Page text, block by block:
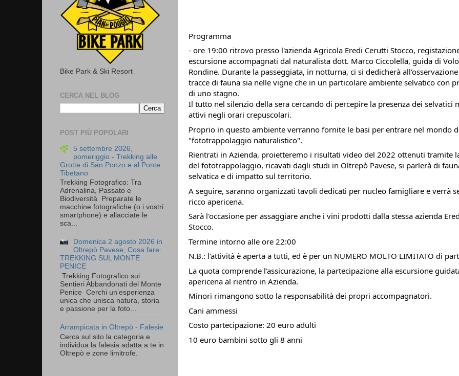
Programma
- ore 19:00 ritrovo presso l'azienda Agricola Eredi Cerutti Stocco,
escursione accompagnati dal naturalista dott. Marco Ciccolella, guida di
Rondine. Durante la passeggiata, in notturna, ci si dedicherà
tracce di fauna sia nelle vigne che in un particolare ambiente selvatico con
di uno stagno.
Il tutto nel silenzio della sera cercando di percepire la presenza dei selvatici
attivi negli orari crepuscolari.
Proprio in questo ambiente verranno fornite le basi per entrare nel mondo
"fototrappolaggio naturalistico".
Rientrati in Azienda, proietteremo i risultati video del 2022 ottenuti tramite
del fototrappolaggio, ricavati dagli studi in Oltrepò Pavese, si parlerà di
selvatica e di impatto sul territorio.
A seguire, saranno organizzati tavoli dedicati per nucleo famigliare e verrà
ricco apericena.
Sarà l'occasione per assaggiare anche i vini prodotti dalla stessa azienda
Stocco.
Termine intorno alle ore 22:00
N.B.: l'attività è aperta a tutti, ed è per un NUMERO MOLTO LIMITATO di
La quota comprende l'assicurazione, la partecipazione alla escursione
apericena al rientro in Azienda.
Minori rimangono sotto la responsabilità dei propri accompagnatori.
Cani ammessi
Costo partecipazione: 20 euro adulti
10 euro bambini sotto gli 8 anni
Bike Park & Ski Resort
CERCA NEL BLOG
POST PIÙ POPOLARI
5 settembre 2026,
pomeriggio - Trekking alle
Grotte di San Ponzo e al Ponte
Tibetano
Trekking Fotografico: Tra
Adrenalina, Passato e
Biodiversità Preparate le
macchine fotografiche (o i vostri
smartphone) e allacciate le
sca...
Domenica 2 agosto 2026 in
Oltrepò Pavese, Cosa fare:
TREKKING SUL MONTE
PENICE
Trekking Fotografico sui
Sentieri Abbandonati del Monte
Penice Cerchi un’esperienza
unica che unisca natura, storia
e passione per la foto...
Arrampicata in Oltrepò - Falesie
Cerca sul sito la categoria e
individua la falesia adatta a te in
Oltrepò e zone limitrofe.